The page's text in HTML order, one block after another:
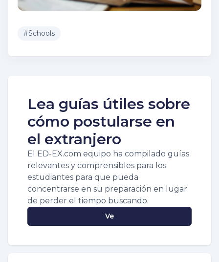
#Schools
Lea guías útiles sobre
cómo postularse en
el extranjero
El ED-EX.com equipo ha compilado guías
relevantes y comprensibles para los
estudiantes para que pueda
concentrarse en su preparación en lugar
de perder el tiempo buscando.
Ve